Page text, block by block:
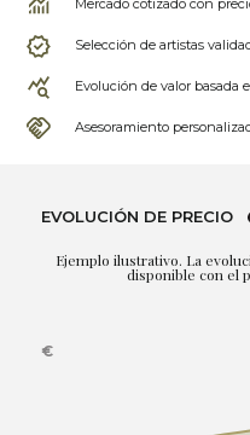
Mercado cotizado con
Selección de artistas
Evolución de valor basada
Asesoramiento
EVOLUCIÓN DE PRECIO
Ejemplo ilustrativo. La
disponible con el